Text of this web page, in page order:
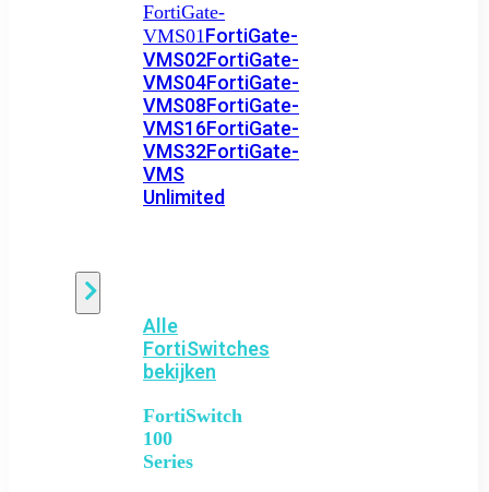
FortiGate-
VMS01FortiGate-
VMS02FortiGate-
VMS04FortiGate-
VMS08FortiGate-
VMS16FortiGate-
VMS32FortiGate-
VMS
Unlimited
Alle
FortiSwitches
bekijken
FortiSwitch
100
Series